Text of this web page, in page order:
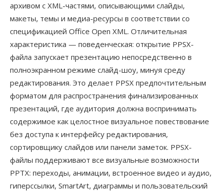
архивом с XML-частями, описывающими слайды,
макеты, темы и медиа-ресурсы в соответствии со
спецификацией Office Open XML. Отличительная
характеристика — поведенческая: открытие PPSX-
файла запускает презентацию непосредственно в
полноэкранном режиме слайд-шоу, минуя среду
редактирования. Это делает PPSX предпочтительным
форматом для распространения финализированных
презентаций, где аудитория должна воспринимать
содержимое как целостное визуальное повествование
без доступа к интерфейсу редактирования,
сортировщику слайдов или панели заметок. PPSX-
файлы поддерживают все визуальные возможности
PPTX: переходы, анимации, встроенное видео и аудио,
гиперссылки, SmartArt, диаграммы и пользовательский